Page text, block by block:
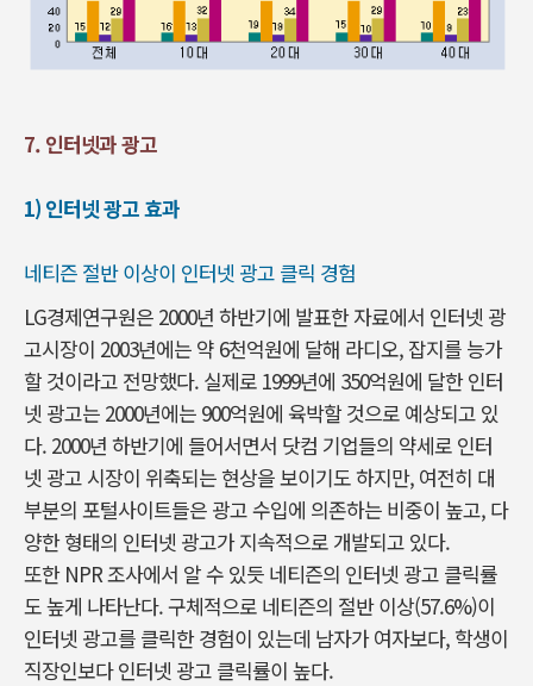
7. 인터넷과 광고
1) 인터넷 광고 효과
네티즌 절반 이상이 인터넷 광고 클릭 경험
LG경제연구원은 2000년 하반기에 발표한 자료에서 인터넷 광
고시장이 2003년에는 약 6천억원에 달해 라디오, 잡지를 능가
할 것이라고 전망했다. 실제로 1999년에 350억원에 달한 인터
넷 광고는 2000년에는 900억원에 육박할 것으로 예상되고 있
다. 2000년 하반기에 들어서면서 닷컴 기업들의 약세로 인터
넷 광고 시장이 위축되는 현상을 보이기도 하지만, 여전히 대
부분의 포털사이트들은 광고 수입에 의존하는 비중이 높고, 다
양한 형태의 인터넷 광고가 지속적으로 개발되고 있다.
또한 NPR 조사에서 알 수 있듯 네티즌의 인터넷 광고 클릭률
도 높게 나타난다. 구체적으로 네티즌의 절반 이상(57.6%)이
인터넷 광고를 클릭한 경험이 있는데 남자가 여자보다, 학생이
직장인보다 인터넷 광고 클릭률이 높다.